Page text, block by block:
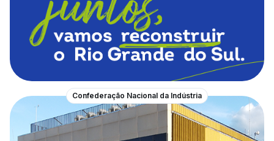
Confederação Nacional da Indústria